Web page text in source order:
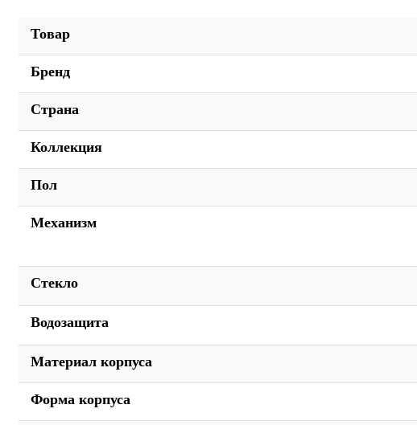
Товар
Бренд
Страна
Коллекция
Пол
Механизм
Стекло
Водозащита
Материал корпуса
Форма корпуса